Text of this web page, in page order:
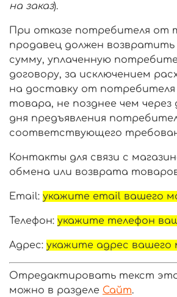
на заказ).
При отказе потребителя от
продавец должен
сумму, уплаченную
договору, за исключением
на доставку от потребителя
товара, не позднее чем через
дня предъявления
соответствующего
Контакты для связи с
обмена или возврата
Email: укажите email вашего
Телефон: укажите телефон
Адрес: укажите адрес вашего
Отредактировать текст
можно в разделе Сайт.